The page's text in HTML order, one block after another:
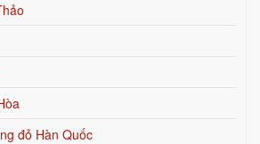
đỏ Hàn Quốc